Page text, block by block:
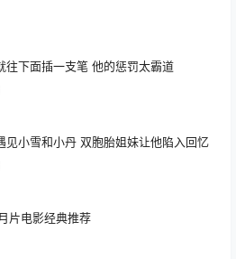
往下面插一支笔 他的惩罚太霸道
见小雪和小丹 双胞胎姐妹让他陷入回忆
片电影经典推荐